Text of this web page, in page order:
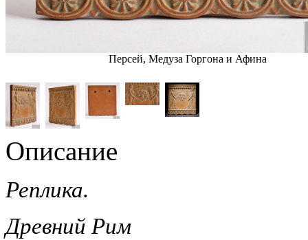
Персей, Медуза Горгона и Афина
Описание
Реплика.
Древний Рим